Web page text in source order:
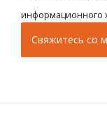
информационного